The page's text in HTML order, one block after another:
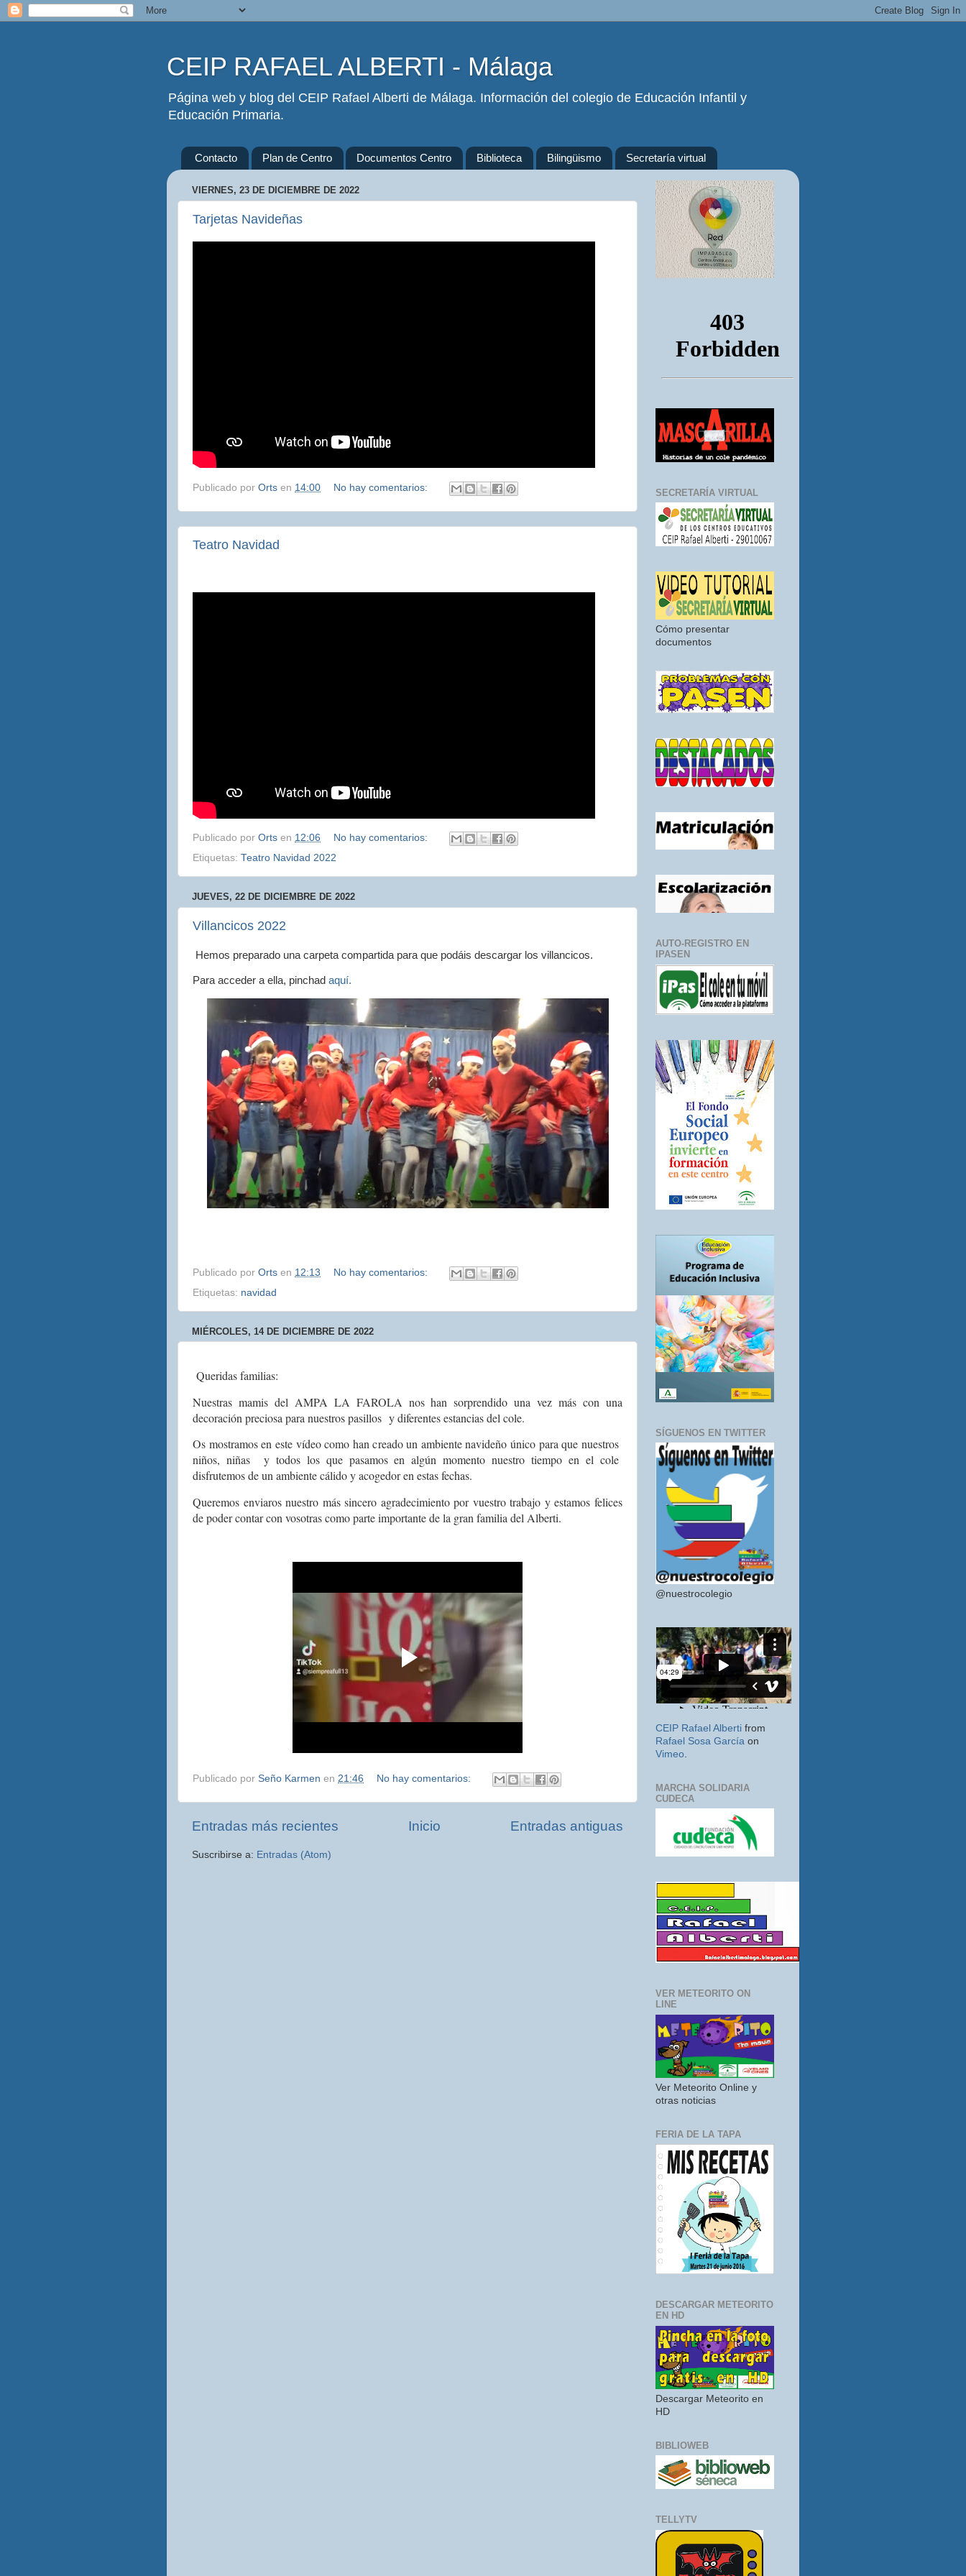
CEIP RAFAEL ALBERTI - Málaga
Página web y blog del CEIP Rafael Alberti de Málaga. Información del colegio de Educación Infantil y
Educación Primaria.
Contacto Plan de Centro Documentos Centro Biblioteca Bilingüismo Secretaría virtual
VIERNES, 23 DE DICIEMBRE DE 2022
Tarjetas Navideñas
Publicado por Orts en 14:00 No hay comentarios:
Teatro Navidad
Publicado por Orts en 12:06
No hay comentarios:
Etiquetas: Teatro Navidad 2022
JUEVES, 22 DE DICIEMBRE DE 2022
Villancicos 2022
Hemos preparado una carpeta compartida para que podáis descargar los villancicos.
Para acceder a ella, pinchad aquí.
Publicado por Orts en 12:13
No hay comentarios:
Etiquetas: navidad
MIÉRCOLES, 14 DE DICIEMBRE DE 2022
Queridas familias:
Nuestras mamis del AMPA LA FAROLA nos han sorprendido una vez más con una
decoración preciosa para nuestros pasillos y diferentes estancias del cole.
Os mostramos en este vídeo como han creado un ambiente navideño único para que nuestros
niños, niñas y todos los que pasamos en algún momento nuestro tiempo en el cole
disfrutemos de un ambiente cálido y acogedor en estas fechas.
Queremos enviaros nuestro más sincero agradecimiento por vuestro trabajo y estamos felices
de poder contar con vosotras como parte importante de la gran familia del Alberti.
Publicado por Seño Karmen en 21:46 No hay comentarios:
Entradas más recientes Entradas antiguas
Inicio
Suscribirse a: Entradas (Atom)
SECRETARÍA VIRTUAL
Cómo presentar
documentos
AUTO-REGISTRO EN
IPASEN
SÍGUENOS EN TWITTER
@nuestrocolegio
CEIP Rafael Alberti from
Rafael Sosa García on
Vimeo
MARCHA SOLIDARIA
CUDECA
VER METEORITO ON
LINE
Ver Meteorito Online y
otras noticias
FERIA DE LA TAPA
DESCARGAR METEORITO
EN HD
Descargar Meteorito en
HD
BIBLIOWEB
TELLYTV